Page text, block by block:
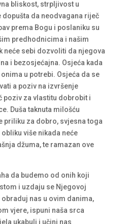
bliskost, strpljivost u
dopušta da neodvagana riječ
prema Bogu i poslaniku su
predhodnicima i našim
neće sebi dozvoliti da njegova
i bezosjećajna. Osjeća kada
u potrebi. Osjeća da se
a poziv na izvršenje
poziv za vlastitu dobrobit i
Duša taknuta milošću
priliku za dobro, svjesna toga
više nikada neće
džuma, te ramazan ove
da budemo od onih koji
i uzdaju se Njegovoj
nas u ovim danima,
vjere, ispuni naša srca
ukabuli i učini nas